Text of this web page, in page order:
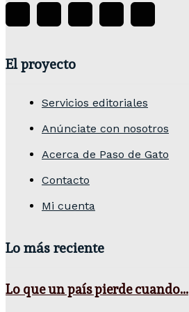
El proyecto
Servicios editoriales
Anúnciate con nosotros
Acerca de Paso de Gato
Contacto
Mi cuenta
Lo más reciente
Lo que un país pierde cuando...